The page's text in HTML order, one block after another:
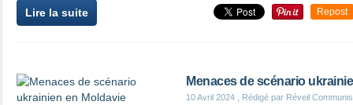
Lire la suite Repost
Menaces de scénario
10 Avril 2024 , Rédigé par Réveil